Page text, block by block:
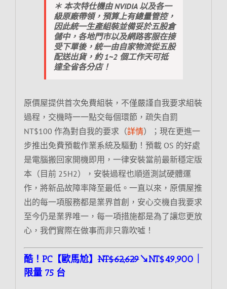
＊ 本次特仕機由 NVIDIA 以及各一
級原廠帶領，預算上有總量管控，
因此統一生產組裝並備妥於五股倉
儲中，各地門市以及網路客服在接
受下單後，統一由自家物流從五股
配送出貨，約 1~2 個工作天可抵
達全省各分店！
原價屋提供首次免費組裝，不僅嚴謹自我要求組裝
過程，交機時一一點交每個環節，疏失自罰
NT$100 作為對自我的要求（詳情）；現在更進一
步推出免費預載作業系統及驅動！預載 OS 的好處
是電腦搬回家開機即用，一律安裝當前最新穩定版
本（目前 25H2），安裝過程也順道測試硬體運
作，將新品故障率降至最低。一直以來，原價屋推
出的每一項服務都是業界首創，安心交機自我要求
至今仍是業界唯一，每一項措施都是為了讓您更放
心，我們實際在做事而非只靠吹噓！
酷！PC【歐馬尬】NT$62,629↘NT$49,900｜
限量 75 台